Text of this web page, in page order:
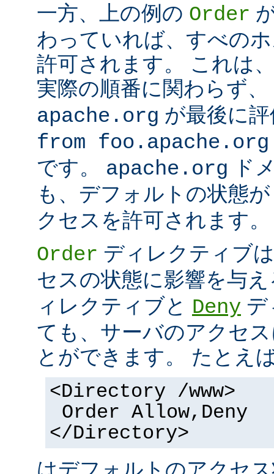
一方、上の例の Order
わっていれば、すべの
許可されます。 これは
実際の順番に関わらず、
apache.org が最後に
from foo.apache.org
です。 apache.org ド
も、デフォルトの状態
クセスを許可されます。
Order ディレクティブ
セスの状態に影響を与
ィレクティブと Deny デ
ても、サーバのアクセ
とができます。 たとえ
<Directory /www>
Order Allow,Deny
</Directory>
はデフォルトのアクセ